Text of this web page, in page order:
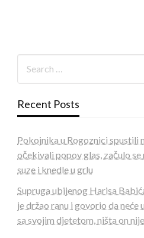
Recent Posts
Pokojnika u Rogoznici spustili
očekivali popov glas, začulo se
suze i knedle u grlu
Supruga ubijenog Harisa
je držao ranu i govorio da neće
sa svojim djetetom, ništa on nije